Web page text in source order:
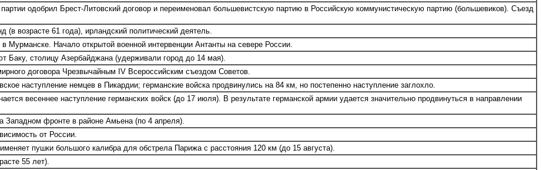
одобрил Брест-Литовский договор и переименовал большевистскую партию в Российскую коммунистическую партию (большевиков). Съезд
возрасте 61 года), ирландский политический деятель.
в Мурманске. Начало открытой военной интервенции Антанты на севере России.
Баку, столицу Азербайджана (удерживали город до 14 мая).
договора Чрезвычайным IV Всероссийским съездом Советов.
наступление немцев в Пикардии; германские войска продвинулись на 84 км, но постепенно наступление заглохло.
весеннее наступление германских войск (до 17 июля). В результате германской армии удается значительно продвинуться в направлении
Западном фронте в районе Амьена (по 4 апреля).
от России.
пушки большого калибра для обстрела Парижа с расстояния 120 км (до 15 августа).
55 лет).